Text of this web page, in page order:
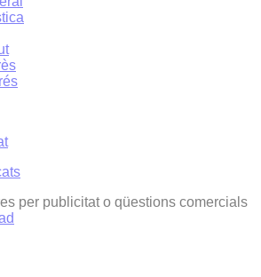
per publicitat o qüestions comercials